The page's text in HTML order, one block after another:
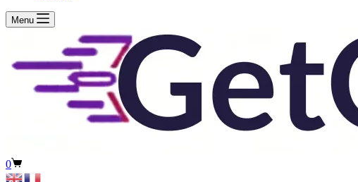
Menu
Panier
d’achat
0